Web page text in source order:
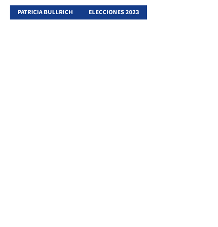
PATRICIA BULLRICH ELECCIONES 2023